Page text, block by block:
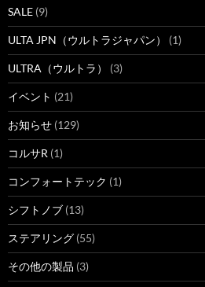
SALE (9)
ULTA JPN（ウルトラジャパン） (1)
ULTRA（ウルトラ） (3)
イベント (21)
お知らせ (129)
コルサR (1)
コンフォートテック (1)
シフトノブ (13)
ステアリング (55)
その他の製品 (3)